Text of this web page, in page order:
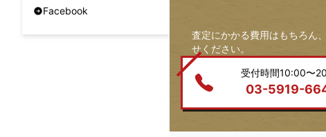
Facebook
査定にかかる費用はもちろん
せください。
受付時間10:00〜
03-5919-